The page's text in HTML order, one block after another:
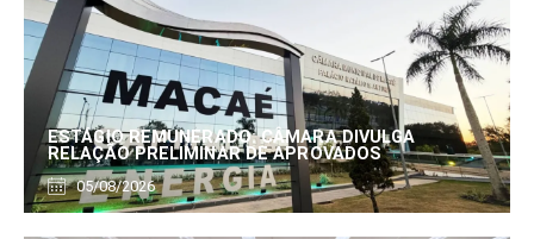
ESTÁGIO REMUNERADO: CÂMARA DIVULGA
RELAÇÃO PRELIMINAR DE APROVADOS
05/08/2026